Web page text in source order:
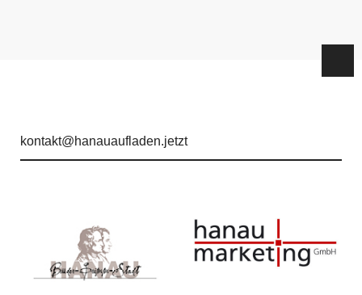
kontakt@hanauaufladen.jetzt